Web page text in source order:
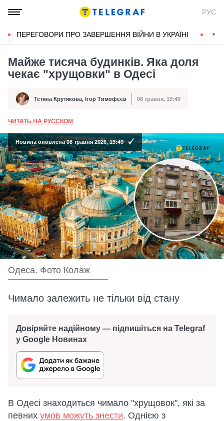
РУС
ПЕРЕГОВОРИ ПРО ЗАВЕРШЕННЯ ВІЙНИ В УКРАЇНІ
Майже тисяча будинків. Яка доля
чекає "хрущовки" в Одесі
Автор Тетяна Крутякова, Ігор Тимофєєв
Дата публікації 08 травня, 19:49
ЧИТАТЬ НА РУССКОМ
Новина оновлена 08 травня 2026, 19:49
Одеса. Фото Колаж
Чимало залежить не тільки від стану
Довіряйте надійному — підпишіться на Telegraf
у Google Новинах
В Одесі знаходиться чимало "хрущовок", які за
певних умов можуть знести. Однією з